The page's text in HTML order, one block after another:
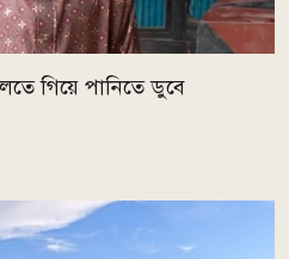
গিয়ে পানিতে ডুবে